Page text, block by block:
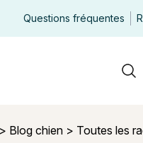
Questions fréquentes
> Blog chien > Toutes les